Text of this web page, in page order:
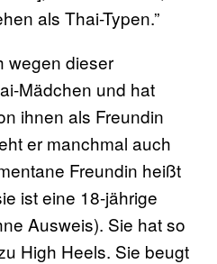
als Thai-Typen.”
wegen dieser
Mädchen und hat
ihnen als Freundin
er manchmal auch
Freundin heißt
ist eine 18-jährige
Ausweis). Sie hat so
High Heels. Sie beugt